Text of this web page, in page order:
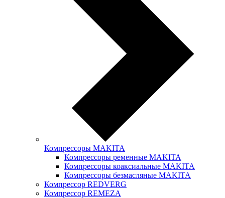
Компрессоры MAKITA
Компрессоры ременные MAKITA
Компрессоры коаксиальные MAKITA
Компрессоры безмасляные MAKITA
Компрессор REDVERG
Компрессор REMEZA